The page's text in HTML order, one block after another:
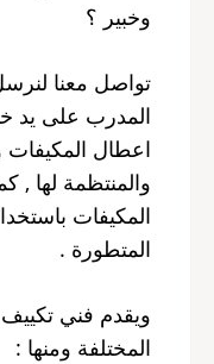
وخبير ؟
تواصل معنا
المدرب على يد
اعطال المكيفات
والمنتظمة لها ,
المكيفات
المتطورة .
ويقدم فني
المختلفة ومنها :